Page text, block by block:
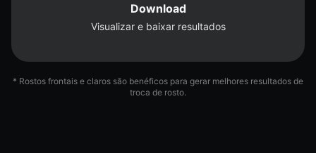
Download
Visualizar e baixar resultados
* Rostos frontais e claros são benéficos para gerar melhores resultados de
troca de rosto.